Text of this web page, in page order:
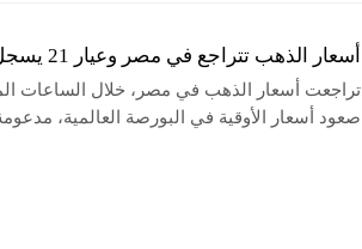
أسعار الذهب تتراجع في مصر وعيار 21 يسجل 4570 جنيه
تراجعت أسعار الذهب في مصر، خلال الساعات
صعود أسعار الأوقية في البورصة العالمية، مدعومة